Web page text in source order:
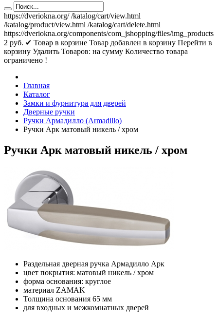
https://dveriokna.org/ /katalog/cart/view.html
/katalog/product/view.html /katalog/cart/delete.html
https://dveriokna.org/components/com_jshopping/files/img_products
2 руб. ✔ Товар в корзине Товар добавлен в корзину Перейти в
корзину Удалить Товаров: на сумму Количество товара
ограничено !
Главная
Каталог
Замки и фурнитура для дверей
Дверные ручки
Ручки Армадилло (Armadillo)
Ручки Арк матовый никель / хром
Ручки Арк матовый никель / хром
Раздельная дверная ручка Армадилло Арк
цвет покрытия: матовый никель / хром
форма основания: круглое
материал ZAMAK
Толщина основания 65 мм
для входных и межкомнатных дверей